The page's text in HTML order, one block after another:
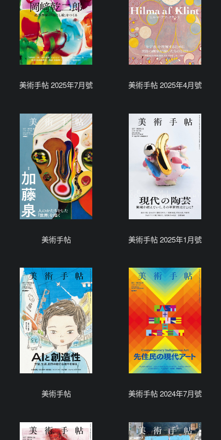
美術手帖 2025年7月號 美術手帖 2025年4月號
美術手帖 美術手帖 2025年1月號
美術手帖 美術手帖 2024年7月號